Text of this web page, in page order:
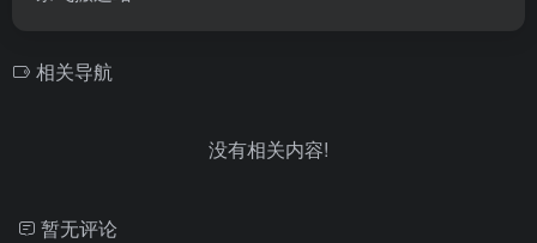
相关导航
没有相关内容!
暂无评论